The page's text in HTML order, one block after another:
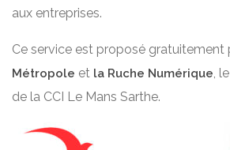
aux entreprises.
Ce service est proposé gratuitement
Métropole et la Ruche Numérique,
de la CCI Le Mans Sarthe.